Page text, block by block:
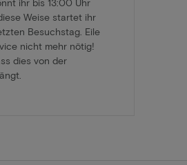
ihr bis 13:00 Uhr
Weise startet ihr
Besuchstag. Eile
nicht mehr nötig!
dies von der